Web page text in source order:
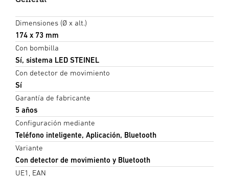
Dimensiones (Ø x alt.)
174 x 73 mm
Con bombilla
Sí, sistema LED STEINEL
Con detector de movimiento
Sí
Garantía de fabricante
5 años
Configuración mediante
Teléfono inteligente, Aplicación, Bluetooth
Variante
Con detector de movimiento y Bluetooth
UE1, EAN